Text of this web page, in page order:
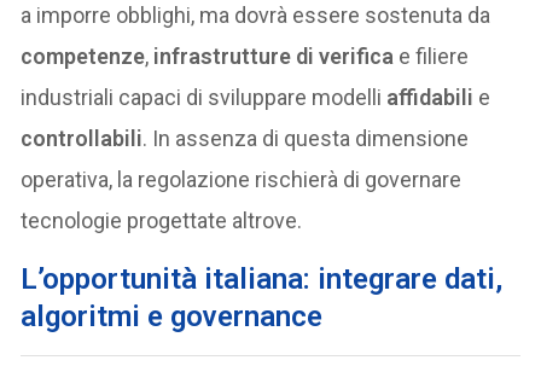
a imporre obblighi, ma dovrà essere sostenuta da
competenze, infrastrutture di verifica e filiere
industriali capaci di sviluppare modelli affidabili e
controllabili. In assenza di questa dimensione
operativa, la regolazione rischierà di governare
tecnologie progettate altrove.
L’opportunità italiana: integrare dati,
algoritmi e governance